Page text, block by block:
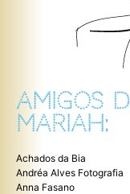
AMIGOS
MARIAH:
Achados da Bia
Andréa Alves Fotografia
Anna Fasano